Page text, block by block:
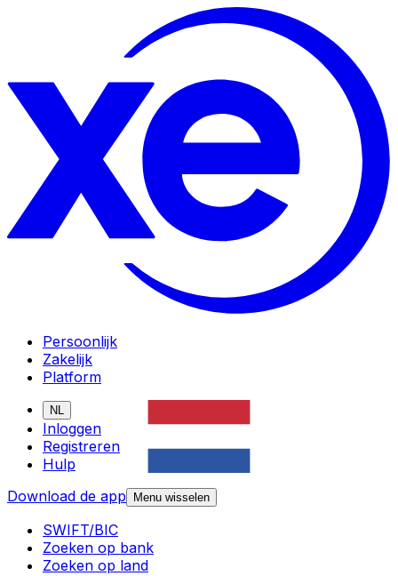
Persoonlijk
Zakelijk
Platform
NL
Inloggen
Registreren
Hulp
Download de app
Menu wisselen
SWIFT/BIC
Zoeken op bank
Zoeken op land